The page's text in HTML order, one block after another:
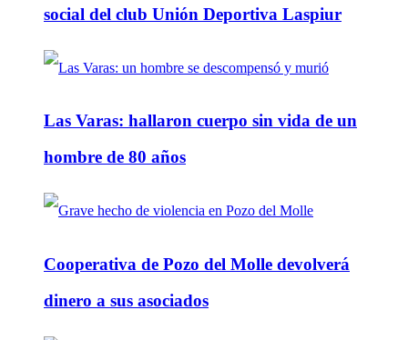
social del club Unión Deportiva Laspiur
Las Varas: hallaron cuerpo sin vida de un
hombre de 80 años
Cooperativa de Pozo del Molle devolverá
dinero a sus asociados